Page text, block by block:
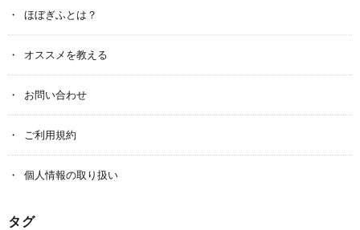
ほぼぎふとは？
オススメを教える
お問い合わせ
ご利用規約
個人情報の取り扱い
タグ